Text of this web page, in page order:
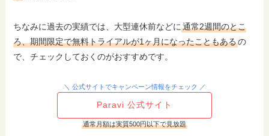
ちなみに過去の実績では、大型連休前などに通常2週間のとこ
ろ、期間限定で無料トライアルが1ヶ月になったこともあるの
で、チェックしておくのがおすすめです。
＼ 公式サイトでキャンペーン情報をチェック ／
Paravi 公式サイト
通常月額は実質500円以下で見放題